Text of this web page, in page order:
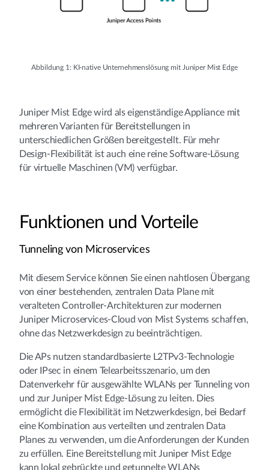
Abbildung 1: KI-native Unternehmenslösung mit Juniper Mist Edge
Juniper Mist Edge wird als eigenständige Appliance mit
mehreren Varianten für Bereitstellungen in
unterschiedlichen Größen bereitgestellt. Für mehr
Design-Flexibilität ist auch eine reine Software-Lösung
für virtuelle Maschinen (VM) verfügbar.
Funktionen und Vorteile
Tunneling von Microservices
Mit diesem Service können Sie einen nahtlosen Übergang
von einer bestehenden, zentralen Data Plane mit
veralteten Controller-Architekturen zur modernen
Juniper Microservices-Cloud von Mist Systems schaffen,
ohne das Netzwerkdesign zu beeinträchtigen.
Die APs nutzen standardbasierte L2TPv3-Technologie
oder IPsec in einem Telearbeitsszenario, um den
Datenverkehr für ausgewählte WLANs per Tunneling von
und zur Juniper Mist Edge-Lösung zu leiten. Dies
ermöglicht die Flexibilität im Netzwerkdesign, bei Bedarf
eine Kombination aus verteilten und zentralen Data
Planes zu verwenden, um die Anforderungen der Kunden
zu erfüllen. Eine Bereitstellung mit Juniper Mist Edge
kann lokal gebrückte und getunnelte WLANs